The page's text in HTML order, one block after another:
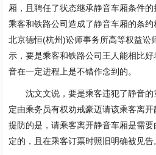
厢，且聘任了状态继承静音车厢条件
乘客和铁路公司造成了静音车厢的条
北京德恒(杭州)讼师事务所高等权益讼
示，要是乘客和铁路公司王人能相比
音在一定进程上是不错作念到的。
沈文文说，要是乘客违犯了静音的
定由乘务员有权劝戒豪迈请该乘客离
提防的是，请乘客离开静音车厢是需
定的，且在乘客订票时照旧明确被见告